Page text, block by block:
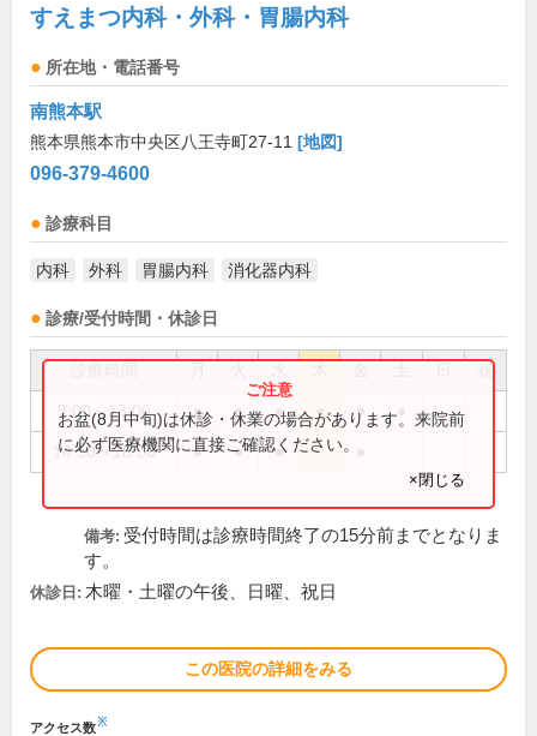
すえまつ内科・外科・胃腸内科
所在地・電話番号
南熊本駅
熊本県熊本市中央区八王寺町27-11 [地図]
096-379-4600
診療科目
内科 外科 胃腸内科 消化器内科
診療/受付時間・休診日
祝
9:00～13:00 ● ● ● ● ●
14:30～18:00 ● ● ●
お盆(8月中旬)は休診・休業の場合があります。来院前
に必ず医療機関に直接ご確認ください。
×閉じる
備考: 受付時間は診療時間終了の15分前までとなりま
す。
休診日: 木曜・土曜の午後、日曜、祝日
この医院の詳細をみる
アクセス数※